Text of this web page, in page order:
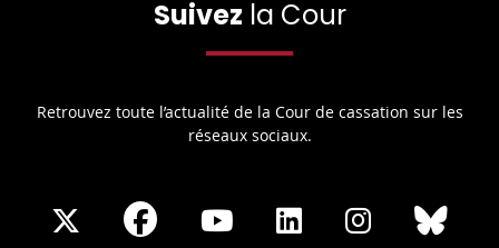
Suivez la Cour
Retrouvez toute l’actualité de la Cour de cassation sur les
réseaux sociaux.
ShareShare
Share
Share
Share